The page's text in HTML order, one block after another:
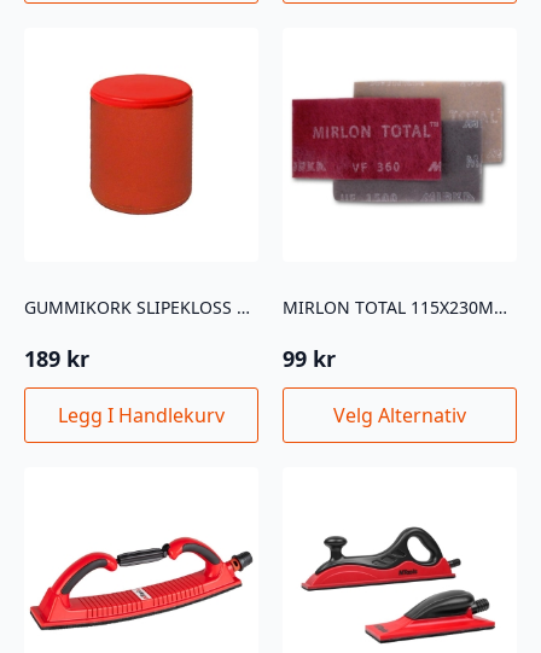
GUMMIKORK SLIPEKLOSS 30MM
189 kr
Legg I Handlekurv
MIRLON TOTAL 115X230MM 3PK
99 kr
Velg Alternativ
Dette
produktet
Alternativene
velges
produktsiden